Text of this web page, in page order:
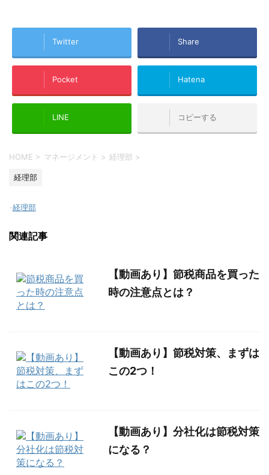
Twitter Share
Pocket Hatena
LINE コピーする
HOME > マネージメント > 経理部 >
経理部
-経理部
関連記事
【動画あり】節税商品を買った
時の注意点とは？
【動画あり】節税対策、まずは
この2つ！
【動画あり】分社化は節税対策
になる？